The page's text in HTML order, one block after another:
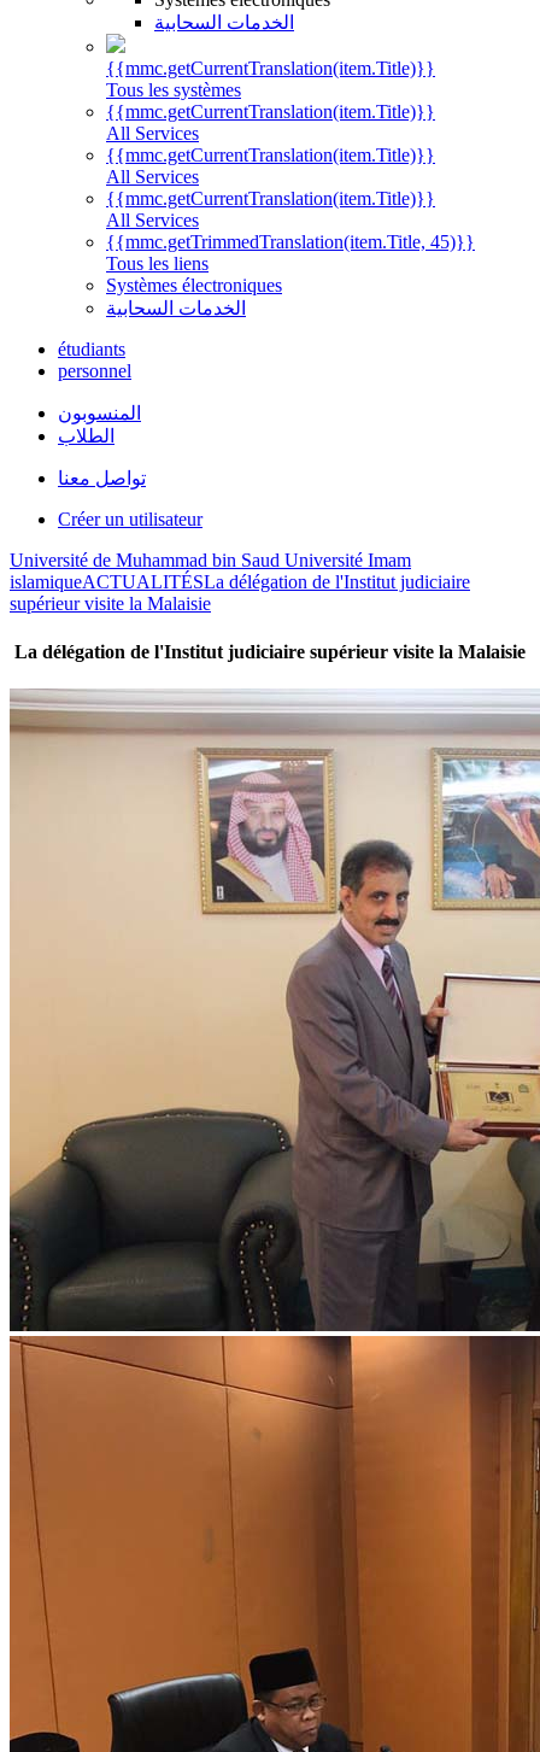
الخدمات السحابية
{{mmc.getCurrentTranslation(item.Title)}}
Tous les systèmes
{{mmc.getCurrentTranslation(item.Title)}}
All Services
{{mmc.getCurrentTranslation(item.Title)}}
All Services
{{mmc.getCurrentTranslation(item.Title)}}
All Services
{{mmc.getTrimmedTranslation(item.Title, 45)}}
Tous les liens
Systèmes électroniques
الخدمات السحابية
étudiants
personnel
المنسوبون
الطلاب
تواصل معنا
Créer un utilisateur
Université de Muhammad bin Saud Université Imam
islamiqueACTUALITÉSLa délégation de l'Institut judiciaire
supérieur visite la Malaisie
La délégation de l'Institut judiciaire supérieur visite la Malaisie